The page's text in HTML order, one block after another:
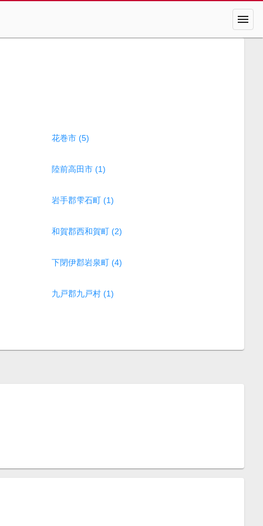
menu
花巻市 (5)
陸前高田市 (1)
岩手郡雫石町 (1)
和賀郡西和賀町 (2)
下閉伊郡岩泉町 (4)
九戸郡九戸村 (1)